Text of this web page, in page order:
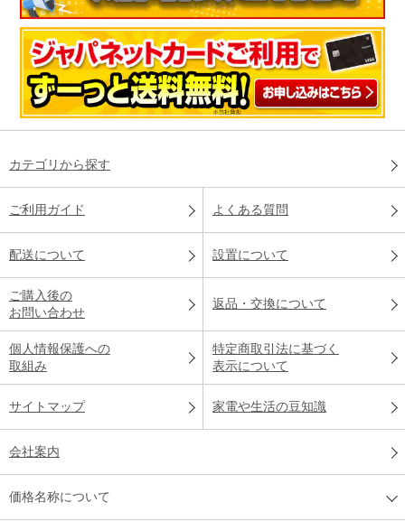
カテゴリから探す
ご利用ガイド よくある質問
配送について 設置について
ご購入後の
お問い合わせ
返品・交換について
個人情報保護への
取組み
特定商取引法に基づく
表示について
サイトマップ 家電や生活の豆知識
会社案内
価格名称について